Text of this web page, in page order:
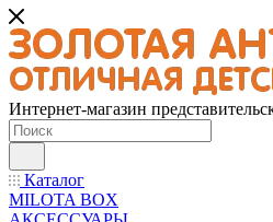
Интернет-магазин
Каталог
MILOTA BOX